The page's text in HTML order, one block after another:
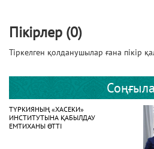
Пікірлер (0)
Тіркелген қолданушылар ғана пікір
ТҮРКИЯНЫҢ «ХАСЕКИ»
ИНСТИТУТЫНА ҚАБЫЛДАУ
ЕМТИХАНЫ ӨТТІ